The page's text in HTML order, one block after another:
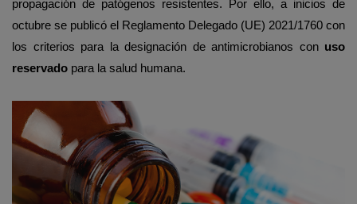
propagación de patógenos resistentes. Por ello, a inicios de
octubre se publicó el Reglamento Delegado (UE) 2021/1760 con
los criterios para la designación de antimicrobianos con uso
reservado para la salud humana.